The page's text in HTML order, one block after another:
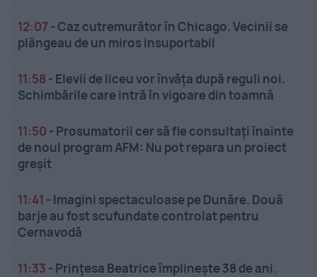
12:07 -Caz cutremurător în Chicago. Vecinii se
plângeau de un miros insuportabil
11:58 - Elevii de liceu vor învăța după reguli noi.
Schimbările care intră în vigoare din toamnă
11:50 - Prosumatorii cer să fie consultați înainte
de noul program AFM: Nu pot repara un proiect
greșit
11:41 - Imagini spectaculoase pe Dunăre. Două
barje au fost scufundate controlat pentru
Cernavodă
11:33 - Prințesa Beatrice împlinește 38 de ani.